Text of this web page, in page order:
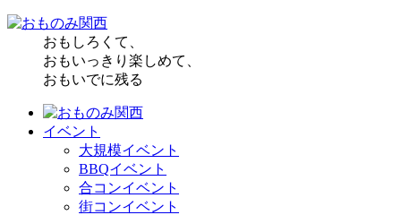
おもしろくて、
おもいっきり楽しめて、
おもいでに残る
イベント
大規模イベント
BBQイベント
合コンイベント
街コンイベント